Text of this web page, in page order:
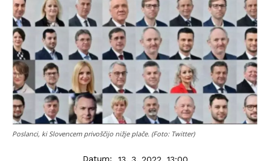
Poslanci, ki Slovencem privoščijo nižje plače. (Foto: Twitter)
Datum: 13. 3. 2022, 13:00